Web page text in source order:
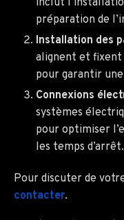
préparation de
Installation des
alignent et fixent
pour garantir
Connexions
systèmes
pour optimiser
les temps d’arrêt.
Pour discuter de
contacter.